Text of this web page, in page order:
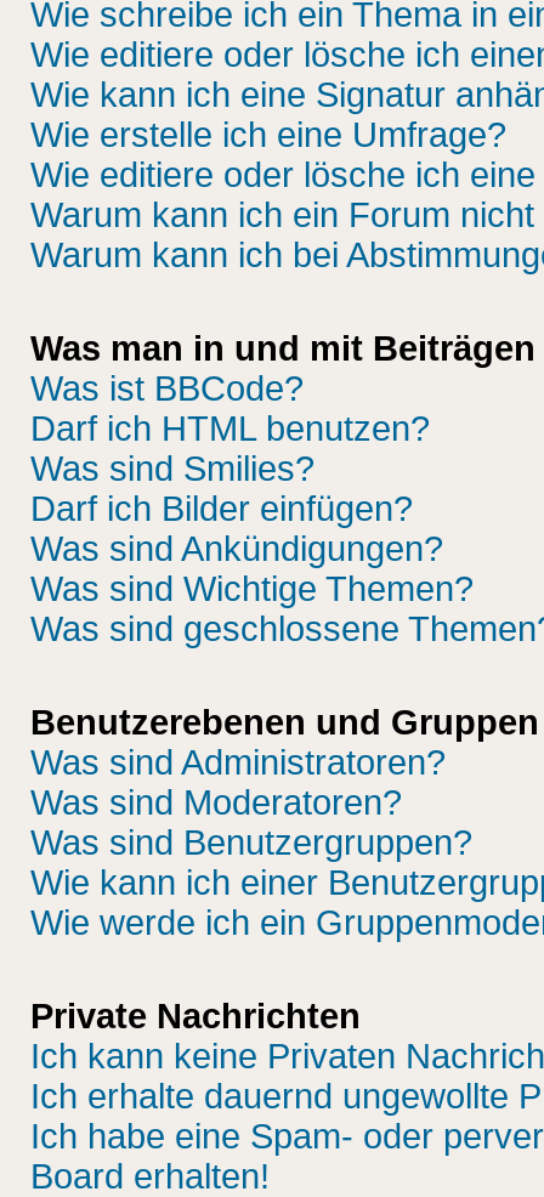
Wie schreibe ich ein Thema in
Wie editiere oder lösche ich
Wie kann ich eine Signatur
Wie erstelle ich eine Umfrage?
Wie editiere oder lösche ich
Warum kann ich ein Forum
Warum kann ich bei
Was man in und mit
Was ist BBCode?
Darf ich HTML benutzen?
Was sind Smilies?
Darf ich Bilder einfügen?
Was sind Ankündigungen?
Was sind Wichtige Themen?
Was sind geschlossene
Benutzerebenen und Gruppen
Was sind Administratoren?
Was sind Moderatoren?
Was sind Benutzergruppen?
Wie kann ich einer
Wie werde ich ein
Private Nachrichten
Ich kann keine Privaten
Ich erhalte dauernd ungewollte
Ich habe eine Spam- oder
Board erhalten!